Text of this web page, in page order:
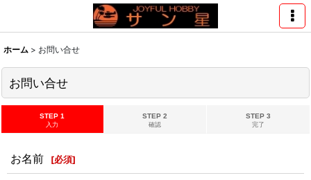
ホーム > お問い合せ
お問い合せ
STEP 1
入力
STEP 2
確認
STEP 3
完了
お名前 [必須]